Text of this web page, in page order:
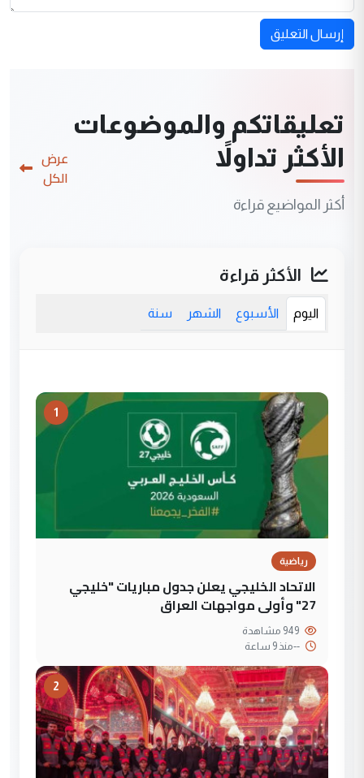
إرسال التعليق
تعليقاتكم والموضوعات
الأكثر تداولاً
أكثر المواضيع قراءة
عرض
الكل
الأكثر قراءة
اليوم الأسبوع الشهر سنة
1
رياضية
الاتحاد الخليجي يعلن جدول مباريات "خليجي
27" وأولى مواجهات العراق
--منذ 9 ساعة
2